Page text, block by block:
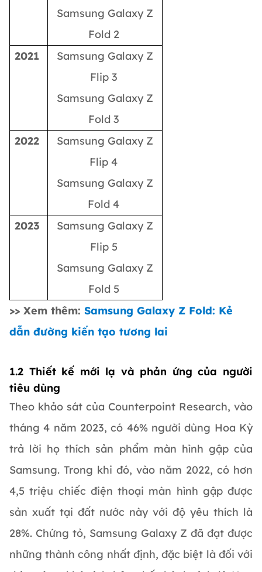
Samsung Galaxy Z
Fold 2
2021
Samsung Galaxy Z
Flip 3
Samsung Galaxy Z
Fold 3
2022
Samsung Galaxy Z
Flip 4
Samsung Galaxy Z
Fold 4
2023
Samsung Galaxy Z
Flip 5
Samsung Galaxy Z
Fold 5
>> Xem thêm: Samsung Galaxy Z Fold: Kẻ
dẫn đường kiến tạo tương lai
1.2 Thiết kế mới lạ và phản ứng của người
tiêu dùng
Theo khảo sát của Counterpoint Research, vào
tháng 4 năm 2023, có 46% người dùng Hoa Kỳ
trả lời họ thích sản phẩm màn hình gập của
Samsung. Trong khi đó, vào năm 2022, có hơn
4,5 triệu chiếc điện thoại màn hình gập được
sản xuất tại đất nước này với độ yêu thích là
28%. Chứng tỏ, Samsung Galaxy Z đã đạt được
những thành công nhất định, đặc biệt là đối với